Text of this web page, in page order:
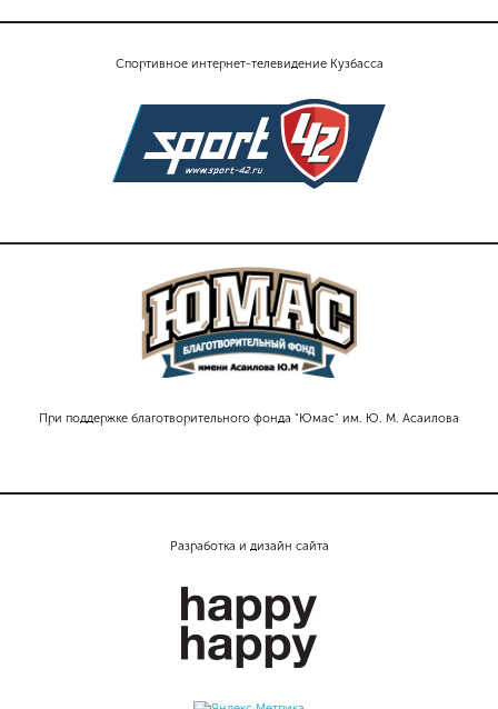
Спортивное интернет-телевидение Кузбасса
При поддержке благотворительного фонда "Юмас" им. Ю. М. Асаилова
Разработка и дизайн сайта